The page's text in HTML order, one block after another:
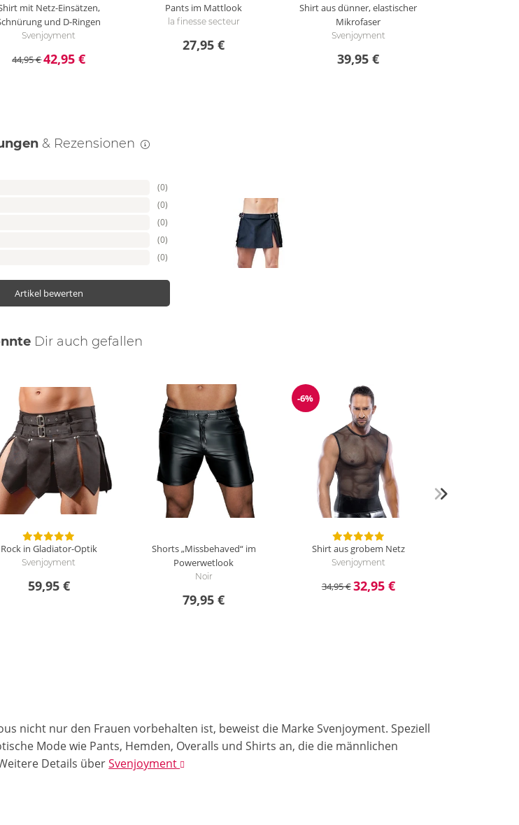
mit Netz-Einsätzen,
und D-Ringen
Svenjoyment
44,95 €42,95 €
Pants im Mattlook
la finesse secteur
27,95 €
Shirt aus dünner, elastischer
Mikrofaser
Svenjoyment
39,95 €
& Rezensionen
(0)
(0)
(0)
(0)
(0)
Artikel bewerten
Dir auch gefallen
Rock in Gladiator-Optik
Svenjoyment
59,95 €
Shorts „Missbehaved“ im
Powerwetlook
Noir
79,95 €
Reduzierung
-6%
Shirt aus grobem Netz
Svenjoyment
34,95 €32,95 €
nicht nur den Frauen vorbehalten ist, beweist die Marke Svenjoyment. Speziell
Mode wie Pants, Hemden, Overalls und Shirts an, die die männlichen
Details überSvenjoyment